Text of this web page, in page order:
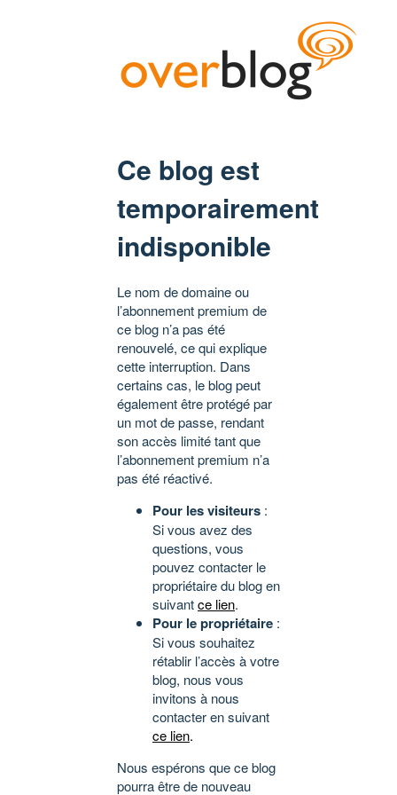
Ce blog est
temporairement
indisponible
Le nom de domaine ou
l’abonnement premium de
ce blog n’a pas été
renouvelé, ce qui explique
cette interruption. Dans
certains cas, le blog peut
également être protégé par
un mot de passe, rendant
son accès limité tant que
l’abonnement premium n’a
pas été réactivé.
Pour les visiteurs :
Si vous avez des
questions, vous
pouvez contacter le
propriétaire du blog en
suivantce lien.
Pour le propriétaire :
Si vous souhaitez
rétablir l’accès à votre
blog, nous vous
invitons à nous
contacter en suivant
ce lien.
Nous espérons que ce blog
pourra être de nouveau